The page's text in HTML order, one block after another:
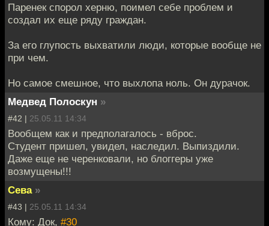
Паренек спорол херню, поимел себе проблем и
создал их еще ряду граждан.
За его глупость выхватили люди, которые вообще не
при чем.
Но самое смешное, что выхлопа ноль. Он дурачок.
Медвед Полоскун »
#42 | 25.05.11 14:34
Вообщем как и предполагалось - вброс.
Студент пришел, увидел, наследил. Выпиздили.
Даже еще не черенковали, но блоггеры уже
возмущены!!!
Сева »
#43 | 25.05.11 14:34
Кому: Док, #30